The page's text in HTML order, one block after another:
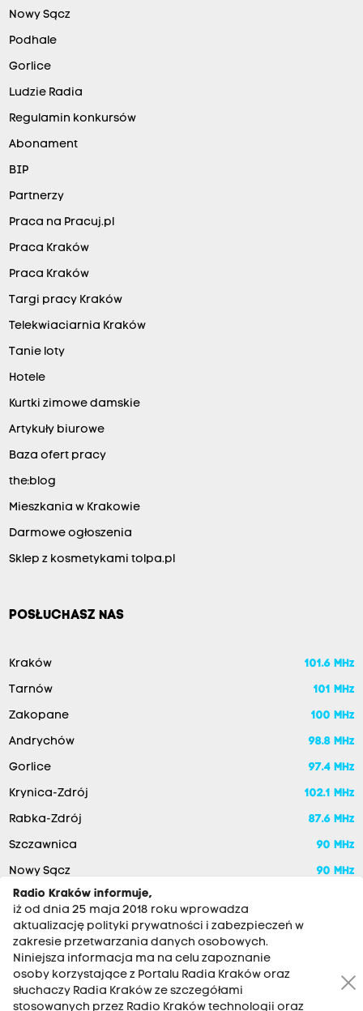
Nowy Sącz
Podhale
Gorlice
Ludzie Radia
Regulamin konkursów
Abonament
BIP
Partnerzy
Praca na Pracuj.pl
Praca Kraków
Praca Kraków
Targi pracy Kraków
Telekwiaciarnia Kraków
Tanie loty
Hotele
Kurtki zimowe damskie
Artykuły biurowe
Baza ofert pracy
the:blog
Mieszkania w Krakowie
Darmowe ogłoszenia
Sklep z kosmetykami tolpa.pl
POSŁUCHASZ NAS
Kraków 101.6 MHz
Tarnów 101 MHz
Zakopane 100 MHz
Andrychów 98.8 MHz
Gorlice 97.4 MHz
Krynica-Zdrój 102.1 MHz
Rabka-Zdrój 87.6 MHz
Szczawnica 90 MHz
Nowy Sącz
90 MHz
Radio Kraków informuje,
iż od dnia 25 maja 2018 roku wprowadza
aktualizację polityki prywatności i zabezpieczeń w
zakresie przetwarzania danych osobowych.
Niniejsza informacja ma na celu zapoznanie
osoby korzystające z Portalu Radia Kraków oraz
słuchaczy Radia Kraków ze szczegółami
stosowanych przez Radio Kraków technologii oraz